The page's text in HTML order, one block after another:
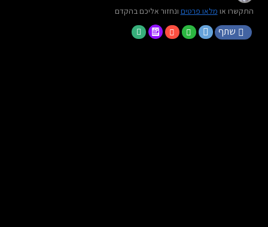
התקשרו או מלאו פרטים ונחזור אליכם בהקדם
שתף